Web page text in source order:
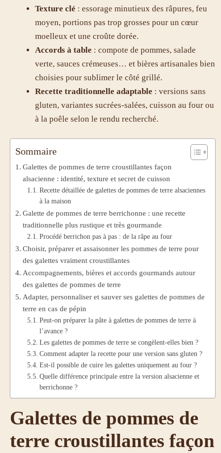
Texture clé : essorage minutieux des râpures, feu
moyen, portions pas trop grosses pour un cœur
moelleux et une croûte dorée.
Accords à table : compote de pommes, salade
verte, sauces crémeuses… et bières artisanales bien
choisies pour sublimer le côté grillé.
Recette traditionnelle adaptable : versions sans
gluten, variantes sucrées-salées, cuisson au four ou
à la poêle selon le rendu recherché.
Sommaire
Galettes de pommes de terre croustillantes façon
alsacienne : identité, texture et secret de cuisson
Recette détaillée de galettes de pommes de terre alsaciennes
à la maison
Galette de pommes de terre berrichonne : une recette
traditionnelle plus rustique et très gourmande
Procédé berrichon pas à pas : de la râpe au four
Choisir, préparer et assaisonner les pommes de terre pour
des galettes vraiment croustillantes
Accompagnements, bières et accords gourmands autour
des galettes de pommes de terre
Adapter, personnaliser et sauver ses galettes de pommes de
terre en cas de pépin
Peut-on préparer la pâte à galettes de pommes de terre à
l’avance ?
Les galettes de pommes de terre se congèlent-elles bien ?
Comment adapter la recette pour une version sans gluten ?
Est-il possible de cuire les galettes uniquement au four ?
Quelle différence principale entre la version alsacienne et
berrichonne ?
Galettes de pommes de
terre croustillantes façon